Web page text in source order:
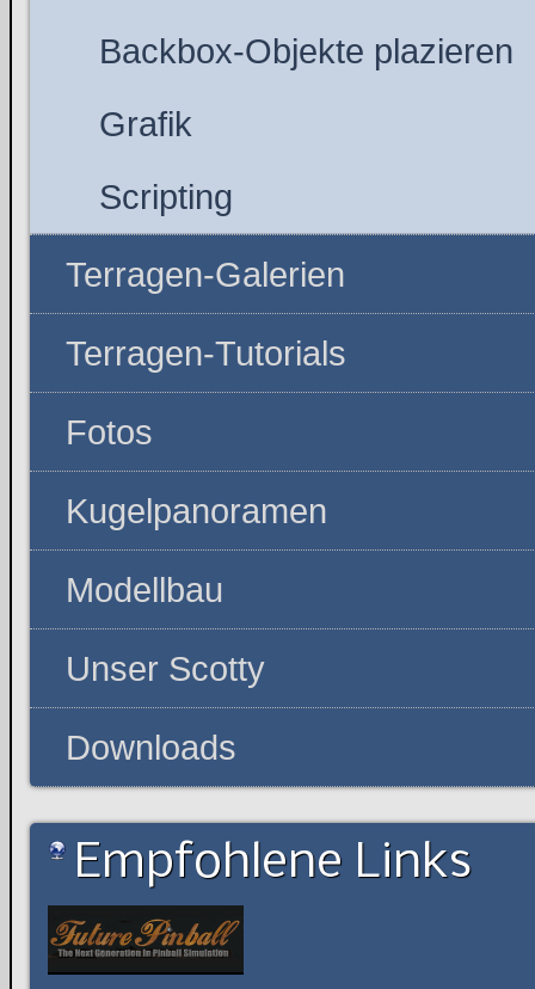
Backbox-Objekte plazieren
Grafik
Scripting
Terragen-Galerien
Terragen-Tutorials
Fotos
Kugelpanoramen
Modellbau
Unser Scotty
Downloads
Empfohlene Links